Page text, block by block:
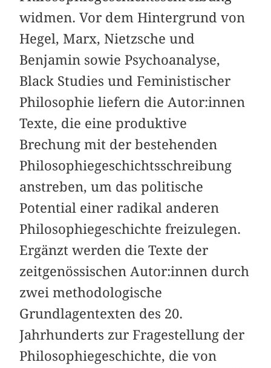
widmen. Vor dem Hintergrund von
Hegel, Marx, Nietzsche und
Benjamin sowie Psychoanalyse,
Black Studies und Feministischer
Philosophie liefern die Autor:innen
Texte, die eine produktive
Brechung mit der bestehenden
Philosophiegeschichtsschreibung
anstreben, um das politische
Potential einer radikal anderen
Philosophiegeschichte freizulegen.
Ergänzt werden die Texte der
zeitgenössischen Autor:innen durch
zwei methodologische
Grundlagentexten des 20.
Jahrhunderts zur Fragestellung der
Philosophiegeschichte, die von